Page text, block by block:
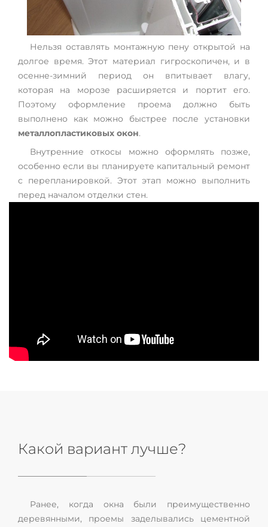
Нельзя оставлять монтажную пену открытой на
долгое время. Этот материал гигроскопичен, и в
осенне-зимний период он впитывает влагу,
которая на морозе расширяется и портит его.
Поэтому оформление проема должно быть
выполнено как можно быстрее после установки
металлопластиковых окон.
Внутренние откосы можно оформлять позже,
особенно если вы планируете капитальный ремонт
с перепланировкой. Этот этап можно выполнить
перед началом отделки стен.
Какой вариант лучше?
Ранее, когда окна были преимущественно
деревянными, проемы заделывались цементной